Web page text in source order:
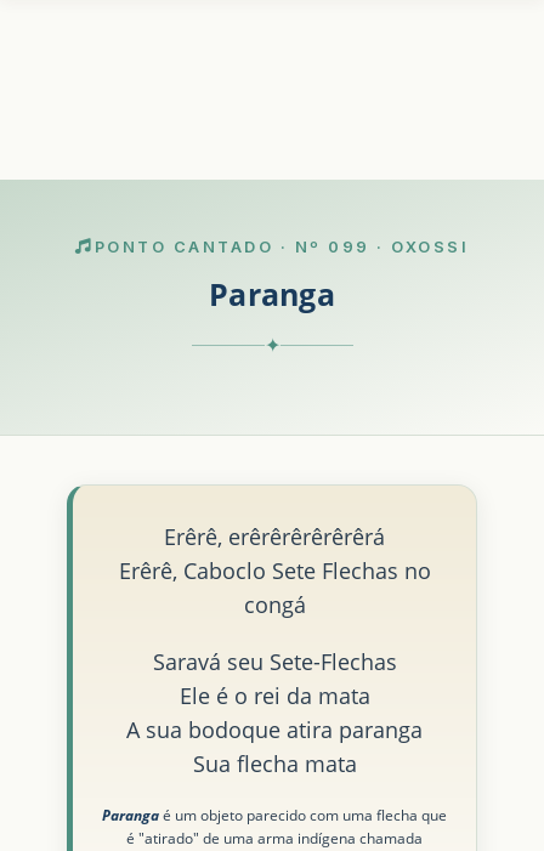
PONTO CANTADO · Nº 099 · OXOSSI
Paranga
✦
Erêrê, erêrêrêrêrêrêrá
Erêrê, Caboclo Sete Flechas no
congá
Saravá seu Sete-Flechas
Ele é o rei da mata
A sua bodoque atira paranga
Sua flecha mata
Parangaé um objeto parecido com uma flecha que
é "atirado" de uma arma indígena chamada